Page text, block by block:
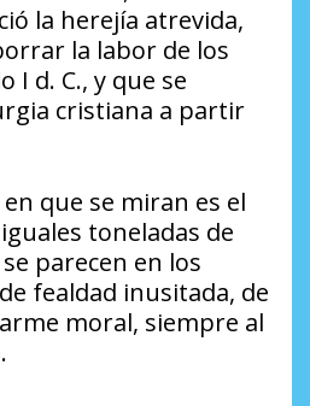
la herejía atrevida,
la labor de los
I d. C., y que se
cristiana a partir
que se miran es el
toneladas de
parecen en los
fealdad inusitada, de
moral, siempre al